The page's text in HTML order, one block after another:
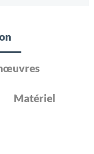
Matériel